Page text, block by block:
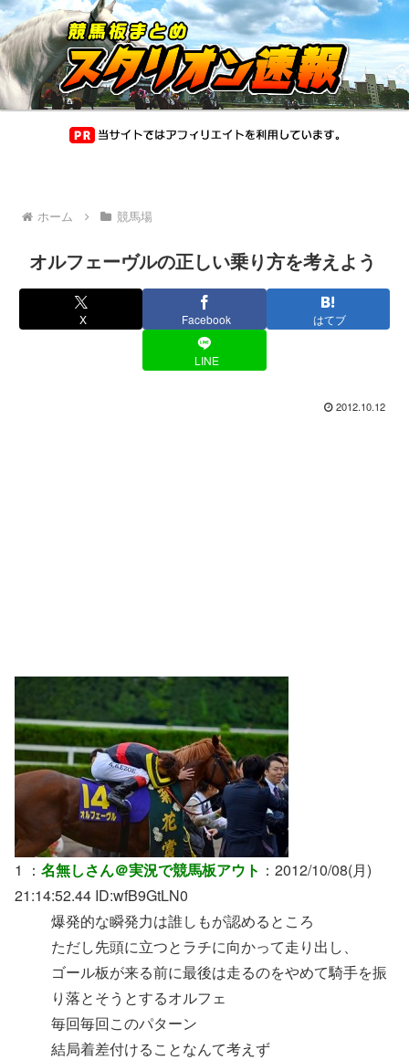
ホーム 競馬場
オルフェーヴルの正しい乗り方を考えよう
X Facebook はてブ
LINE
2012.10.12
1 ： 名無しさん＠実況で競馬板アウト ：2012/10/08(月)
21:14:52.44 ID:wfB9GtLN0
爆発的な瞬発力は誰しもが認めるところ
ただし先頭に立つとラチに向かって走り出し、
ゴール板が来る前に最後は走るのをやめて騎手を振
り落とそうとするオルフェ
毎回毎回このパターン
結局着差付けることなんて考えず